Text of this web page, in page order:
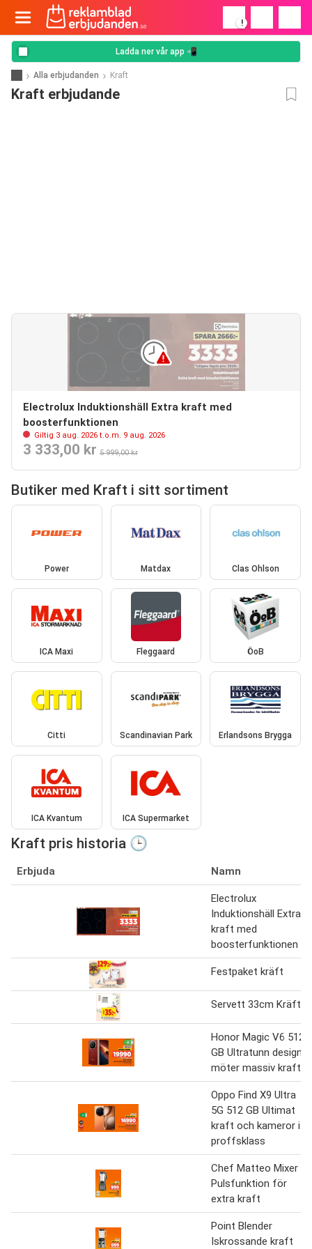
!
Ladda ner vår app 📲
Alla erbjudanden Kraft
Kraft erbjudande
Electrolux Induktionshäll Extra kraft med
boosterfunktionen
Giltig 3 aug. 2026 t.o.m. 9 aug. 2026
3 333,00 kr 5 999,00 kr
Butiker med Kraft i sitt sortiment
Power Matdax Clas Ohlson
ICA Maxi Fleggaard ÖoB
Citti Scandinavian Park Erlandsons Brygga
ICA Kvantum ICA Supermarket
Kraft pris historia 🕒
Erbjuda Namn
Electrolux
Induktionshäll Extra
kraft med
boosterfunktionen
Festpaket kräft
Servett 33cm Kräft
Honor Magic V6 512
GB Ultratunn design
möter massiv kraft
Oppo Find X9 Ultra
5G 512 GB Ultimat
kraft och kameror i
proffsklass
Chef Matteo Mixer
Pulsfunktion för
extra kraft
Point Blender
Iskrossande kraft